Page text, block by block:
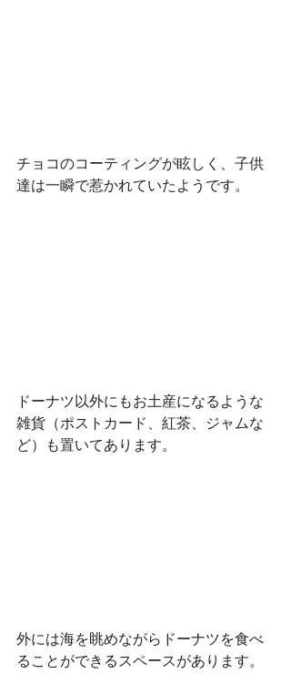
チョコのコーティングが眩しく、子供
達は一瞬で惹かれていたようです。
ドーナツ以外にもお土産になるような
雑貨（ポストカード、紅茶、ジャムな
ど）も置いてあります。
外には海を眺めながらドーナツを食べ
ることができるスペースがあります。